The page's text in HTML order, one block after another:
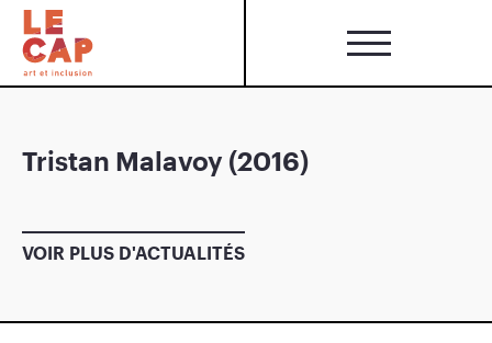
Tristan Malavoy (2016)
VOIR PLUS D'ACTUALITÉS